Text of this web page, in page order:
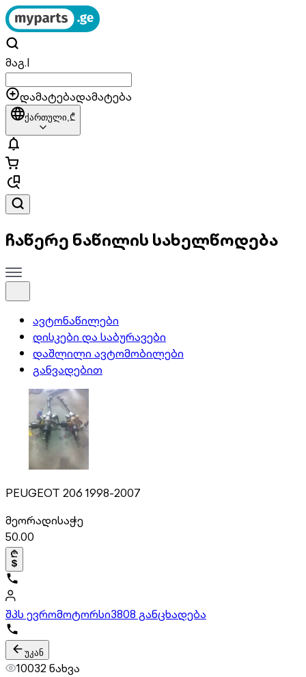
მაგ.|
დამატებადამატება
ქართული,₾
ჩაწერე ნაწილის სახელწოდება
ავტონაწილები
დისკები და საბურავები
დაშლილი ავტომობილები
განვადებით
PEUGEOT 206 1998-2007
მეორადისაჭე
50.00
შპს ევრომოტორსი3808 განცხადება
უკან
10032 ნახვა